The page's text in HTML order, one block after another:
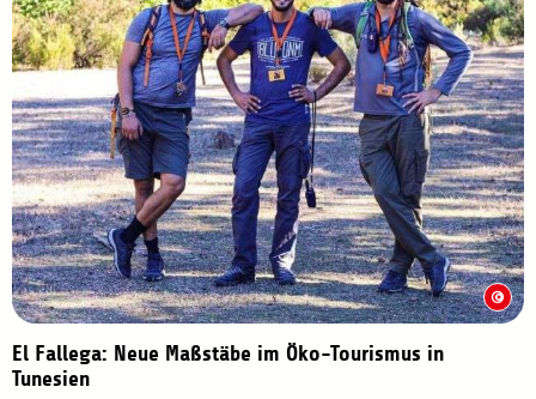
El Fallega: Neue Maßstäbe im Öko-Tourismus in
Tunesien